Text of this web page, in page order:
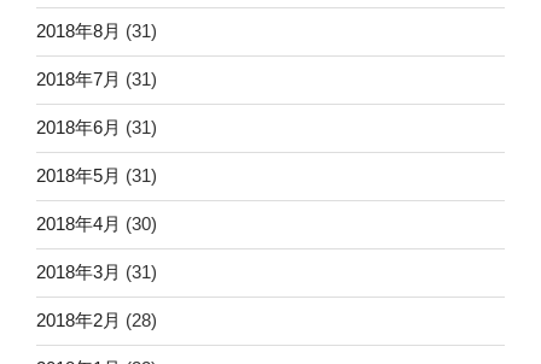
2018年8月 (31)
2018年7月 (31)
2018年6月 (31)
2018年5月 (31)
2018年4月 (30)
2018年3月 (31)
2018年2月 (28)